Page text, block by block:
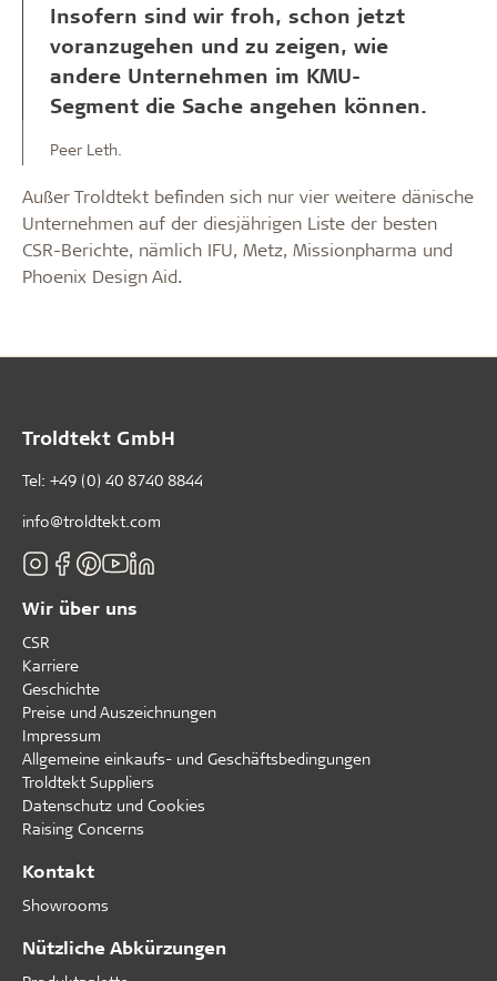
Insofern sind wir froh, schon jetzt
voranzugehen und zu zeigen, wie
andere Unternehmen im KMU-
Segment die Sache angehen können.
Peer Leth.
Außer Troldtekt befinden sich nur vier weitere dänische
Unternehmen auf der diesjährigen Liste der besten
CSR-Berichte, nämlich IFU, Metz, Missionpharma und
Phoenix Design Aid.
Troldtekt GmbH
Tel: +49 (0) 40 8740 8844
info@troldtekt.com
Wir über uns
CSR
Karriere
Geschichte
Preise und Auszeichnungen
Impressum
Allgemeine einkaufs- und Geschäftsbedingungen
Troldtekt Suppliers
Datenschutz und Cookies
Raising Concerns
Kontakt
Showrooms
Nützliche Abkürzungen